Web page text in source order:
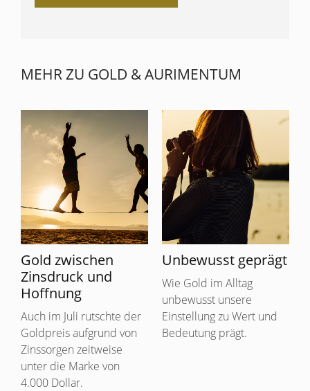
MEHR ZU GOLD & AURIMENTUM
Gold zwischen
Zinsdruck und
Hoffnung
Auch im Juli rutschte der
Goldpreis aufgrund von
Zinssorgen zeitweise
unter die Marke von
4.000 Dollar.
Unbewusst geprägt
Wie Gold im Alltag
unbewusst unsere
Einstellung zu Wert und
Bedeutung prägt.